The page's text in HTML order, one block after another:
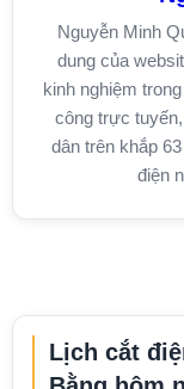
Nguyễn Minh
dung của
kinh nghiệm
công trực
dân trên khắp
điện
Lịch cắt